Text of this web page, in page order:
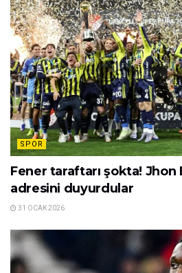
SPOR
Fener taraftarı şokta! Jhon
adresini duyurdular
31 OCAK 2026